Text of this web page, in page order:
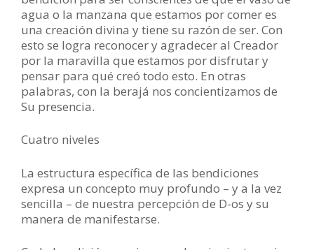
agua o la manzana que estamos por comer es
una creación divina y tiene su razón de ser. Con
esto se logra reconocer y agradecer al Creador
por la maravilla que estamos por disfrutar y
pensar para qué creó todo esto. En otras
palabras, con la berajá nos concientizamos de
Su presencia.
Cuatro niveles
La estructura específica de las bendiciones
expresa un concepto muy profundo – y a la vez
sencilla – de nuestra percepción de D-os y su
manera de manifestarse.